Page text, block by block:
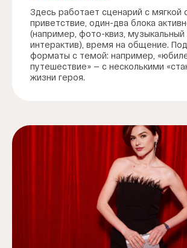
Здесь работает сценарий с мягкой
приветствие, один-два блока
(например, фото-квиз, музыкальный
интерактив), время на общение.
форматы с темой: например,
путешествие» — с несколькими
жизни героя.